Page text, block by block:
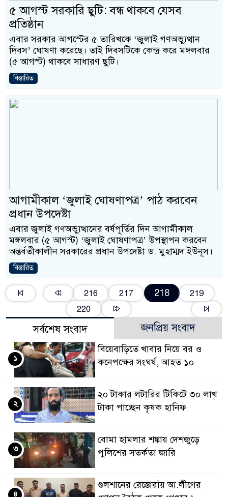
৫ আগস্ট সরকারি ছুটি: বন্ধ থাকবে যেসব
প্রতিষ্ঠান
এবার সরকার আগস্টের ৫ তারিখকে ‘জুলাই গণঅভ্যুত্থান
দিবস’ ঘোষণা করেছে। তাই দিবসটিকে কেন্দ্র করে মঙ্গলবার
(৫ আগস্ট) থাকবে সাধারণ ছুটি।
বিস্তারিত
আগামীকাল ‘জুলাই ঘোষণাপত্র’ পাঠ করবেন
প্রধান উপদেষ্টা
এবার জুলাই গণঅভ্যুত্থানের বর্ষপূর্তির দিন আগামীকাল
মঙ্গলবার (৫ আগস্ট) ‘জুলাই ঘোষণাপত্র’ উপস্থাপন করবেন
অন্তর্বর্তীকালীন সরকারের প্রধান উপদেষ্টা ড. মুহাম্মদ ইউনূস।
বিস্তারিত
216 217 218
219
220
সর্বশেষ সংবাদ জনপ্রিয় সংবাদ
বিয়েবাড়িতে খাবার নিয়ে বর ও
কনেপক্ষের সংঘর্ষ, আহত ১০
১
২০ টাকার লটারির টিকিটে ৩০ লাখ
টাকা পাচ্ছেন কৃষক হানিফ
২
বোমা হামলার শঙ্কায় দেশজুড়ে
পুলিশের সতর্কতা জারি
৩
গুলশানের রেস্তোরাঁয় আ.লীগের
৪